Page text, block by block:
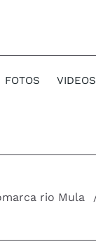
FOTOS VIDEOS
rio Mula